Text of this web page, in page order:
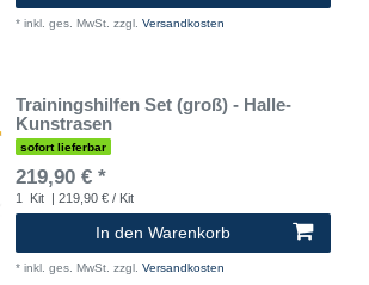
* inkl. ges. MwSt. zzgl. Versandkosten
Trainingshilfen Set (groß) - Halle-
Kunstrasen
sofort lieferbar
219,90 € *
1 Kit | 219,90 € / Kit
In den Warenkorb
* inkl. ges. MwSt. zzgl. Versandkosten